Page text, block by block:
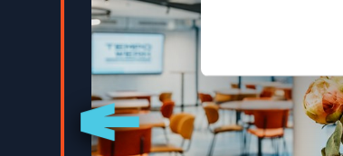
JETZT ANFRAGEN
Der perfekte Ort für
kleinen
Meeting im kleinen Kreis.
Verpflegung kann in
Meetingbox mit einer